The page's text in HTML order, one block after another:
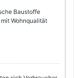
Baustoffe
Wohnqualität